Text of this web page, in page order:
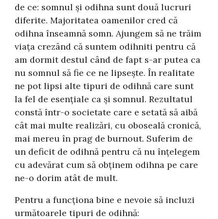
de ce: somnul și odihna sunt două lucruri
diferite. Majoritatea oamenilor cred că
odihna înseamnă somn. Ajungem să ne trăim
viața crezând că suntem odihniti pentru că
am dormit destul când de fapt s-ar putea ca
nu somnul să fie ce ne lipsește. În realitate
ne pot lipsi alte tipuri de odihnă care sunt
la fel de esențiale ca și somnul. Rezultatul
constă într-o societate care e setată să aibă
cât mai multe realizări, cu oboseală cronică,
mai mereu în prag de burnout. Suferim de
un deficit de odihnă pentru că nu înțelegem
cu adevărat cum să obținem odihna pe care
ne-o dorim atât de mult.
Pentru a funcționa bine e nevoie să incluzi
următoarele tipuri de odihnă: